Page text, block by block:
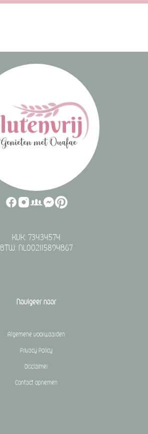
KVK: 73434574
BTW: NL002115894B67
Navigeer naar
Algemene voorwaarden
Privacy Policy
Disclaimer
Contact opnemen